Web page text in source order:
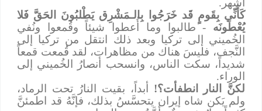
أشهر.
كَأَنِّي بِقَومٍ قَد خَرَجُوا بِالـمَشْرِق يَطْلبُونَ الحَقَّ فَلا
يُعْطَونَه
- طالبوا وما أُعطوا شيئاً وقُمعوا ونُفي
الخُميني إلى تركيا وبعد ذلك انتقل من تركيا إلى
النَّجف، فليسَ هناك من مظاهرات، لقد قُمعت قمعاً
شديداً، سكت الناس، وانسحب أنصارُ الخُميني إلى
الوراء.
لكنَّ النار انطفأت؟!
أبداً، بقيت النارُ تحت الرماد،
ولم يَكن شاه إيران يتحسَّسُ بذلك، فإنَّهُ قد اطمئنَّ